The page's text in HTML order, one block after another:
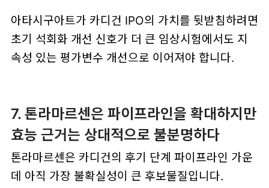
아타시구아트가 카디건 IPO의 가치를 뒷받침하려면
초기 석회화 개선 신호가 더 큰 임상시험에서도 지
속성 있는 평가변수 개선으로 이어져야 합니다.
7. 톤라마르센은 파이프라인을 확대하지만
효능 근거는 상대적으로 불분명하다
톤라마르센은 카디건의 후기 단계 파이프라인 가운
데 아직 가장 불확실성이 큰 후보물질입니다.